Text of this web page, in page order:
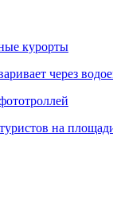
курорты
через
на